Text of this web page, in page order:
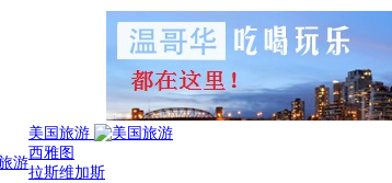
美国旅游
西雅图
拉斯维加斯